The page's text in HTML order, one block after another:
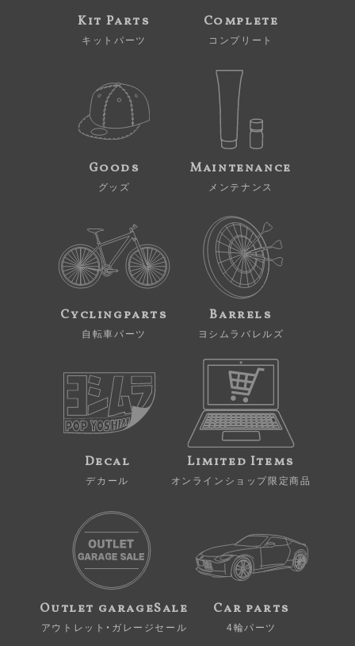
Kit Parts
キットパーツ
Complete
コンプリート
Goods
グッズ
Maintenance
メンテナンス
Cyclingparts
自転車パーツ
Barrels
ヨシムラバレルズ
Decal
デカール
Limited Items
オンラインショップ限定商品
Outlet garageSale
アウトレット・ガレージセール
Car parts
4輪パーツ